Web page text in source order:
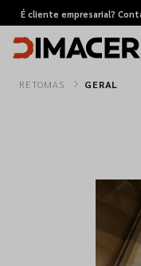
É cliente empresarial?
Pedidos de cotação
RETOMAS GERAL